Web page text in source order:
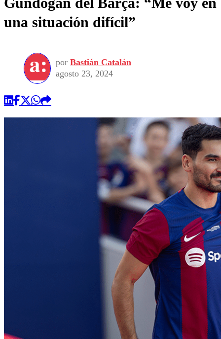
una situación difícil”
por Bastián Catalán
agosto 23, 2024